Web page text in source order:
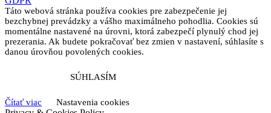
Táto webová stránka používa cookies pre zabezpečenie jej
bezchybnej prevádzky a vášho maximálneho pohodlia. Cookies sú
momentálne nastavené na úrovni, ktorá zabezpečí plynulý chod jej
prezerania. Ak budete pokračovať bez zmien v nastavení, súhlasíte s
danou úrovňou povolených cookies.
SÚHLASÍM
Čítať viac Nastavenia cookies